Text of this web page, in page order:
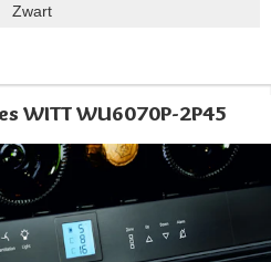
Zwart
WITT WU6070P-2P45